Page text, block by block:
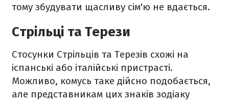
тому збудувати щасливу сім'ю не вдається.
Стрільці та Терези
Стосунки Стрільців та Терезів схожі на
іспанські або італійські пристрасті.
Можливо, комусь таке дійсно подобається,
але представникам цих знаків зодіаку